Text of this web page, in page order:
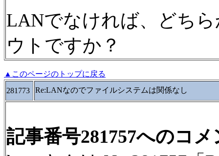
LANでなければ、どち
ウトですか？
▲このページのトップに戻る
281773
Re:LANなのでファイルシステムは関係なし
記事番号281757へのコメ